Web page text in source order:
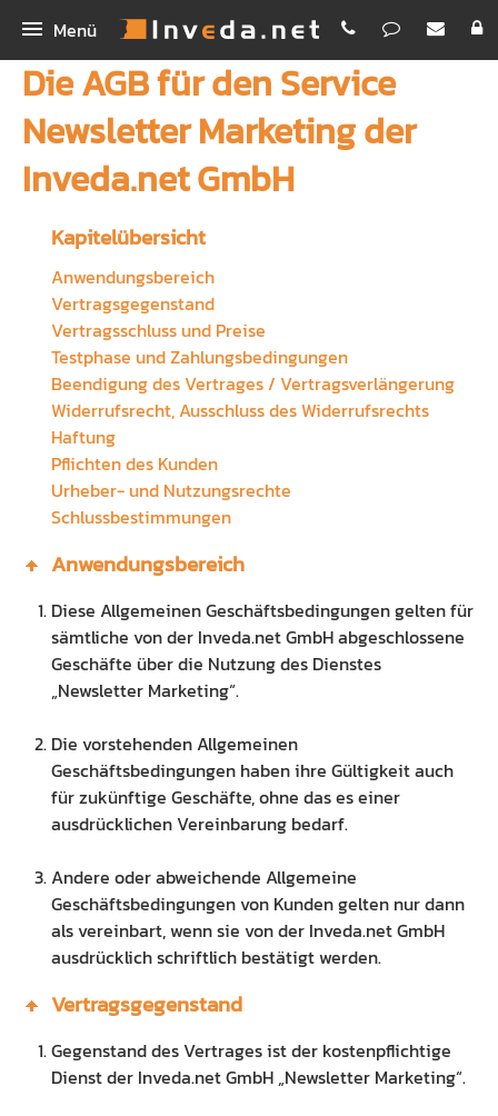
Menü
IMA
IMA+
IMASync
Kunden-App
Workshop Digitales Maklerbüro
Schnellvergleich
Digitale Antragsstrecke
Erklärvideos
INEX
Bestellen
IBePro
Homepage
Maklerhomepage Premium
Funktionen
PREMIUM E-Mail
Newsletter Dienst
Rechenhelfer
Preisliste
Anleitung
Unternehmen
Inveda.net GmbH
Jobs
Bilder
Praxispartner für BA
Ausbildung Fachinformatiker
Blog
Presse
Kontakt
Die AGB für den Service
Newsletter Marketing der
Inveda.net GmbH
Kapitelübersicht
Anwendungsbereich
Vertragsgegenstand
Vertragsschluss und Preise
Testphase und Zahlungsbedingungen
Beendigung des Vertrages / Vertragsverlängerung
Widerrufsrecht, Ausschluss des Widerrufsrechts
Haftung
Pflichten des Kunden
Urheber- und Nutzungsrechte
Schlussbestimmungen
Anwendungsbereich
Diese Allgemeinen Geschäftsbedingungen gelten für
sämtliche von der Inveda.net GmbH abgeschlossene
Geschäfte über die Nutzung des Dienstes
„Newsletter Marketing“.
Die vorstehenden Allgemeinen
Geschäftsbedingungen haben ihre Gültigkeit auch
für zukünftige Geschäfte, ohne das es einer
ausdrücklichen Vereinbarung bedarf.
Andere oder abweichende Allgemeine
Geschäftsbedingungen von Kunden gelten nur dann
als vereinbart, wenn sie von der Inveda.net GmbH
ausdrücklich schriftlich bestätigt werden.
Vertragsgegenstand
Gegenstand des Vertrages ist der kostenpflichtige
Dienst der Inveda.net GmbH „Newsletter Marketing“.